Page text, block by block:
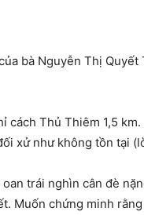
bà Nguyễn Thị
Thủ Thiêm 1,5
xử như không tồn tại
trái nghìn cân đè
chứng minh